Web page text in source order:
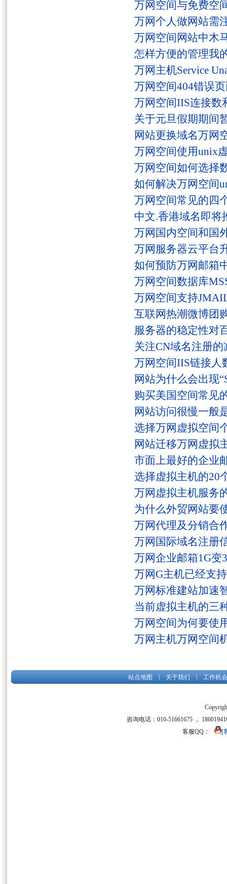
万网空间与免费空
万网个人做网站需
万网空间网站中木
怎样方便的管理我
万网主机Service
万网空间404错误
万网空间IIS连接数
关于元旦假期期间
网站更换域名万网
万网空间使用unix
万网空间如何选择
如何解决万网空间
万网空间常见的四
中文.香港域名即将
万网国内空间和国
万网服务器云平台
如何预防万网邮箱
万网空间数据库
万网空间支持
互联网热潮微博团
服务器的稳定性对
关注CN域名注册
万网空间IIS链接人
网站为什么会出现
购买美国空间常见
网站访问很慢一般
选择万网虚拟空间
网站迁移万网虚拟
市面上最好的企业
选择虚拟主机的20
万网虚拟主机服务
为什么外贸网站要
万网代理及分销合
万网国际域名注册
万网企业邮箱1G变
万网G主机已经支
万网标准建站加速
当前虚拟主机的三
万网空间为何要使
万网主机万网空间
站点地图 关于我们 工作机会
咨询电话：010-51661675 ，
客服QQ：
[